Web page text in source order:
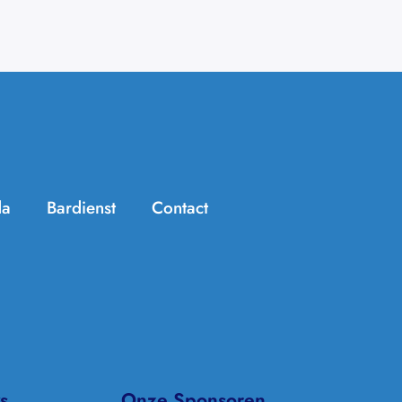
Clubkleding
Bardienst
Contact